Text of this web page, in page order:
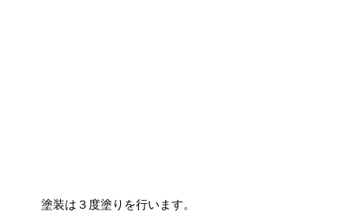
塗装は３度塗りを行います。